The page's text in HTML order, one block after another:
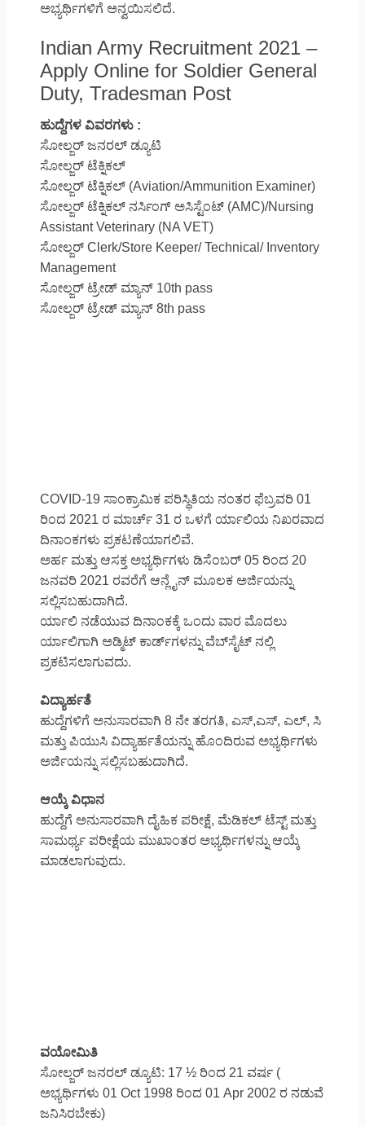
ಅಭ್ಯರ್ಥಿಗಳಿಗೆ ಅನ್ವಯಿಸಲಿದೆ.
Indian Army Recruitment 2021 –
Apply Online for Soldier General
Duty, Tradesman Post
ಹುದ್ದೆಗಳ ವಿವರಗಳು :
ಸೋಲ್ಜರ್ ಜನರಲ್ ಡ್ಯೂಟಿ
ಸೋಲ್ಜರ್ ಟೆಕ್ನಿಕಲ್
ಸೋಲ್ಜರ್ ಟೆಕ್ನಿಕಲ್ (Aviation/Ammunition Examiner)
ಸೋಲ್ಜರ್ ಟೆಕ್ನಿಕಲ್ ನರ್ಸಿಂಗ್ ಅಸಿಸ್ಟೆಂಟ್ (AMC)/Nursing
Assistant Veterinary (NA VET)
ಸೋಲ್ಜರ್ Clerk/Store Keeper/ Technical/ Inventory
Management
ಸೋಲ್ಜರ್ ಟ್ರೇಡ್ ಮ್ಯಾನ್ 10th pass
ಸೋಲ್ಜರ್ ಟ್ರೇಡ್ ಮ್ಯಾನ್ 8th pass
COVID-19 ಸಾಂಕ್ರಾಮಿಕ ಪರಿಸ್ಥಿತಿಯ ನಂತರ ಫೆಬ್ರವರಿ 01
ರಿಂದ 2021 ರ ಮಾರ್ಚ್ 31 ರ ಒಳಗೆ ರ್ಯಾಲಿಯ ನಿಖರವಾದ
ದಿನಾಂಕಗಳು ಪ್ರಕಟಣೆಯಾಗಲಿವೆ.
ಅರ್ಹ ಮತ್ತು ಆಸಕ್ತ ಅಭ್ಯರ್ಥಿಗಳು ಡಿಸೆಂಬರ್ 05 ರಿಂದ 20
ಜನವರಿ 2021 ರವರೆಗೆ ಆನ್ಲೈನ್ ಮೂಲಕ ಅರ್ಜಿಯನ್ನು
ಸಲ್ಲಿಸಬಹುದಾಗಿದೆ.
ರ್ಯಾಲಿ ನಡೆಯುವ ದಿನಾಂಕಕ್ಕೆ ಒಂದು ವಾರ ಮೊದಲು
ರ್ಯಾಲಿಗಾಗಿ ಅಡ್ಮಿಟ್ ಕಾರ್ಡ್‌ಗಳನ್ನು ವೆಬ್‌ಸೈಟ್ ನಲ್ಲಿ
ಪ್ರಕಟಿಸಲಾಗುವದು.
ವಿದ್ಯಾರ್ಹತೆ
ಹುದ್ದೆಗಳಿಗೆ ಅನುಸಾರವಾಗಿ 8 ನೇ ತರಗತಿ, ಎಸ್,ಎಸ್, ಎಲ್, ಸಿ
ಮತ್ತು ಪಿಯುಸಿ ವಿದ್ಯಾರ್ಹತೆಯನ್ನು ಹೊಂದಿರುವ ಅಭ್ಯರ್ಥಿಗಳು
ಅರ್ಜಿಯನ್ನು ಸಲ್ಲಿಸಬಹುದಾಗಿದೆ.
ಆಯ್ಕೆ ವಿಧಾನ
ಹುದ್ದೆಗೆ ಅನುಸಾರವಾಗಿ ದೈಹಿಕ ಪರೀಕ್ಷೆ, ಮೆಡಿಕಲ್ ಟೆಸ್ಟ್ ಮತ್ತು
ಸಾಮರ್ಥ್ಯ ಪರೀಕ್ಷೆಯ ಮುಖಾಂತರ ಅಭ್ಯರ್ಥಿಗಳನ್ನು ಆಯ್ಕೆ
ಮಾಡಲಾಗುವುದು.
ವಯೋಮಿತಿ
ಸೋಲ್ಜರ್ ಜನರಲ್ ಡ್ಯೂಟಿ: 17 ½ ರಿಂದ 21 ವರ್ಷ (
ಅಭ್ಯರ್ಥಿಗಳು 01 Oct 1998 ರಿಂದ 01 Apr 2002 ರ ನಡುವೆ
ಜನಿಸಿರಬೇಕು)